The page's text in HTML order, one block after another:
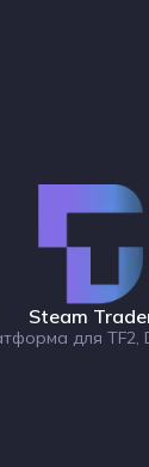
Steam
для TF2,